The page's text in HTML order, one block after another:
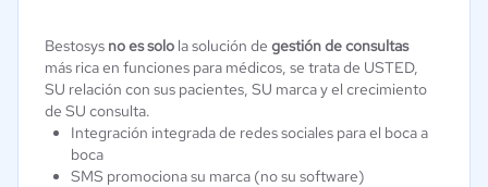
Bestosys no es solo la solución de gestión de consultas
más rica en funciones para médicos, se trata de USTED,
SU relación con sus pacientes, SU marca y el crecimiento
de SU consulta.
Integración integrada de redes sociales para el boca a
boca
SMS promociona su marca (no su software)